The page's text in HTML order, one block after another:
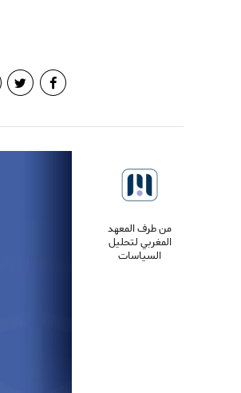
من طرف المعهد
المغربي لتحليل
السياسات